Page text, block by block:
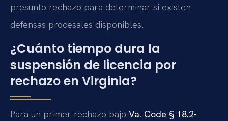
presunto rechazo para determinar si existen
defensas procesales disponibles.
¿Cuánto tiempo dura la
suspensión de licencia por
rechazo en Virginia?
Para un primer rechazo bajo Va. Code § 18.2-